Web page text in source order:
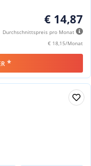
€ 14,87
Durchschnittspreis pro Monat
€ 18,15/Monat
*